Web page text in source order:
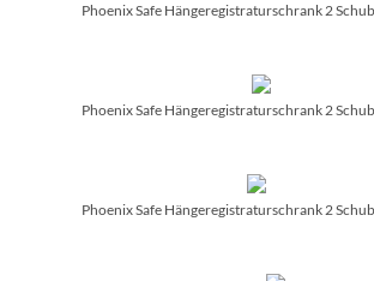
Phoenix Safe Hängeregistraturschrank 2
Phoenix Safe Hängeregistraturschrank 2
Phoenix Safe Hängeregistraturschrank 2